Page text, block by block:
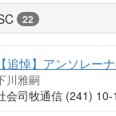
22
追悼】アンソレー
川雅嗣
会司牧通信 (241)